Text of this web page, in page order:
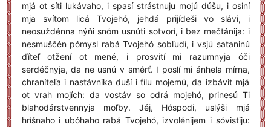
mjá ot síti lukávaho, i spasí strástnuju mojú dúšu, i osiní
mja svítom licá Tvojehó, jehdá prijídeši vo slávi, i
neosuždénna nýňi snóm usnúti sotvorí, i bez mečtánija: i
nesmuščén pómysl rabá Tvojehó sobľudí, i vsjú sataninú
ďíteľ otžení ot mené, i prosvití mi razumnyja óči
serdéčnyja, da ne usnú v smérť. I poslí mi ánhela mírna,
chraníteľa i nastávnika duší i ťílu mojemú, da izbávit mjá
ot vrah mojích: da vostáv so odrá mojehó, prinesú Ti
blahodárstvennyja moľby. Jéj, Hóspodi, uslýši mjá
hríšnaho i ubóhaho rabá Tvojehó, izvolénijem i sóvistiju: